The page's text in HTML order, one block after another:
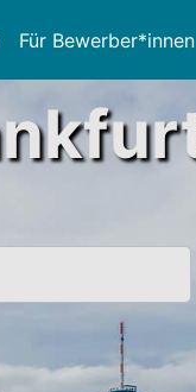
Für Bewerber*innen